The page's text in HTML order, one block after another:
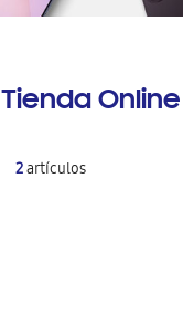
Tienda Online
2artículos